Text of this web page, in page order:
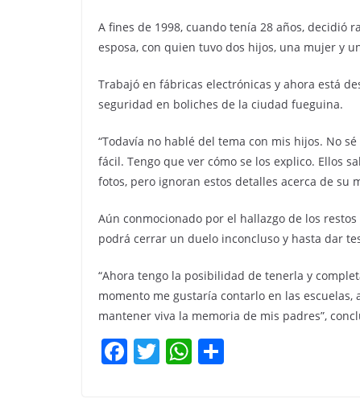
A fines de 1998, cuando tenía 28 años, decidió
esposa, con quien tuvo dos hijos, una mujer y
Trabajó en fábricas electrónicas y ahora está
seguridad en boliches de la ciudad fueguina.
“Todavía no hablé del tema con mis hijos. No
fácil. Tengo que ver cómo se los explico. Ellos
fotos, pero ignoran estos detalles acerca de su
Aún conmocionado por el hallazgo de los
podrá cerrar un duelo inconcluso y hasta dar
“Ahora tengo la posibilidad de tenerla y
momento me gustaría contarlo en las
mantener viva la memoria de mis padres”,
F T W